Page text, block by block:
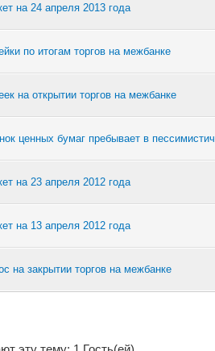
на 24 апреля 2013 года
по итогам торгов на межбанке
на открытии торгов на межбанке
ценных бумаг пребывает в
на 23 апреля 2012 года
на 13 апреля 2012 года
на закрытии торгов на межбанке